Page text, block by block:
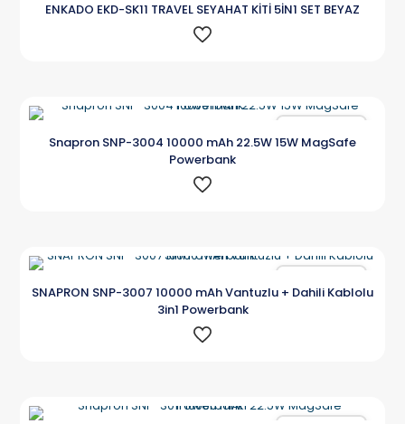
ENKADO EKD-SK11 TRAVEL SEYAHAT KİTİ 5İN1 SET BEYAZ
Snapron SNP-3004 10000 mAh 22.5W 15W MagSafe
Powerbank
SNAPRON SNP-3007 10000 mAh Vantuzlu + Dahili Kablolu
3in1 Powerbank